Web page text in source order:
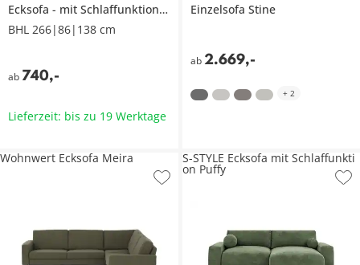
Ecksofa
mit Schlaffunktion
Puffy
BHL 266|86|138 cm
ab 740,-
Lieferzeit: bis zu 19 Werktage
Einzelsofa Stine
ab 2.669,-
+ 2
Wohnwert Ecksofa Meira S-STYLE Ecksofa mit Schlaffunkti
on Puffy